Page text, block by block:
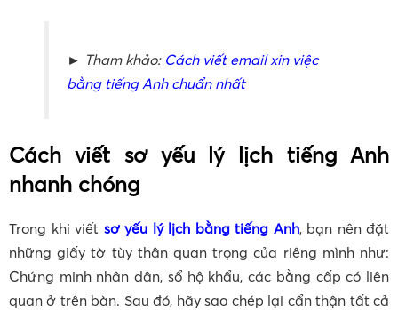
► Tham khảo: Cách viết email xin việc
bằng tiếng Anh chuẩn nhất
Cách viết sơ yếu lý lịch tiếng Anh
nhanh chóng
Trong khi viết sơ yếu lý lịch bằng tiếng Anh, bạn nên đặt
những giấy tờ tùy thân quan trọng của riêng mình như:
Chứng minh nhân dân, sổ hộ khẩu, các bằng cấp có liên
quan ở trên bàn. Sau đó, hãy sao chép lại cẩn thận tất cả